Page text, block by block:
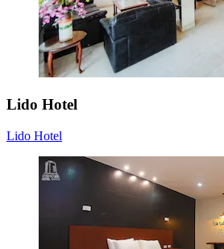
Lido Hotel
Lido Hotel